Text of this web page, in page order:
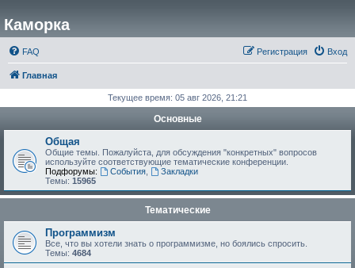
Каморка
FAQ Вход
Регистрация
Главная
Текущее время: 05 авг 2026, 21:21
Основные
Общая
Общие темы. Пожалуйста, для обсуждения "конкретных" вопросов
используйте соответствующие тематические конференции.
Подфорумы:
События,
Закладки
Темы: 15965
Тематические
Программизм
Все, что вы хотели знать о программизме, но боялись спросить.
Темы: 4684